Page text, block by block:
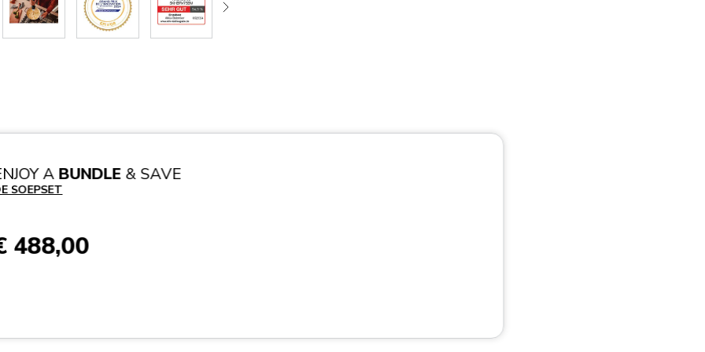
A BUNDLE & SAVE
SOEPSET
488,00